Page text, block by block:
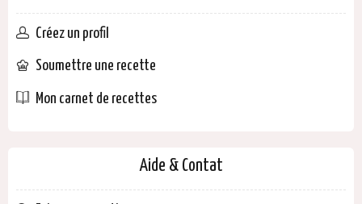
Créez un profil
Soumettre une recette
Mon carnet de recettes
Aide & Contat